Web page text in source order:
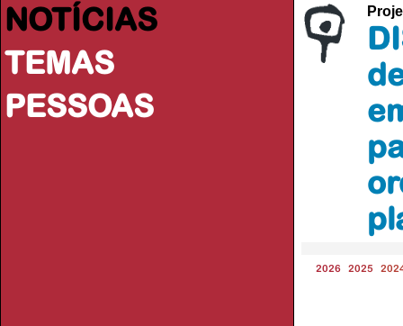
NOTÍCIAS
TEMAS
PESSOAS
2026 2025